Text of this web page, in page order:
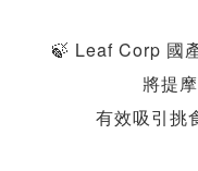
🍃 Leaf Corp 國
將提
有效吸引挑